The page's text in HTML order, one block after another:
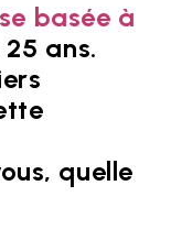
basée à
ans.
quelle